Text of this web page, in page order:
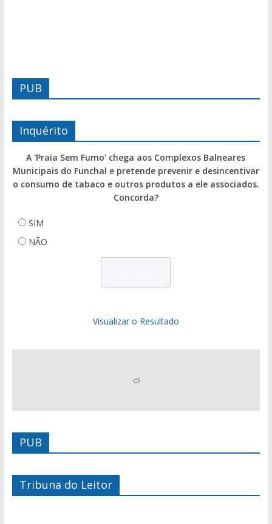
PUB
Inquérito
A 'Praia Sem Fumo' chega aos Complexos Balneares
Municipais do Funchal e pretende prevenir e desincentivar
o consumo de tabaco e outros produtos a ele associados.
Concorda?
SIM
NÃO
Visualizar o Resultado
PUB
Tribuna do Leitor